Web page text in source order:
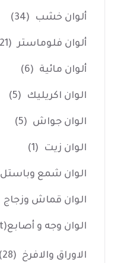
ألوان خشب (34)
ألوان فلوماستر (21)
ألوان مائية (6)
الوان اكريليك (5)
الوان جواش (5)
الوان زيت (1)
الوان شمع وباستل
الوان قماش وزجاج
الوان وجه و أصابع(finger &face paint)
الاوراق والافرخ (28)